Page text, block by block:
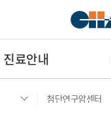
진료안내
첨단연구암센터